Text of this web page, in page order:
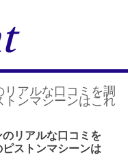
リアルな口コミを調
トンマシーンはこれ
リアルな口コミを
ストンマシーンは